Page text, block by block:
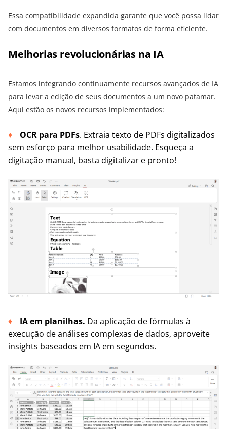
Essa compatibilidade expandida garante que você possa lidar
com documentos em diversos formatos de forma eficiente.
Melhorias revolucionárias na IA
Estamos integrando continuamente recursos avançados de IA
para levar a edição de seus documentos a um novo patamar.
Aqui estão os novos recursos implementados:
OCR para PDFs. Extraia texto de PDFs digitalizados
sem esforço para melhor usabilidade. Esqueça a
digitação manual, basta digitalizar e pronto!
IA em planilhas. Da aplicação de fórmulas à
execução de análises complexas de dados, aproveite
insights baseados em IA em segundos.